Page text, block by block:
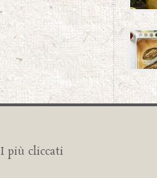
I più cliccati